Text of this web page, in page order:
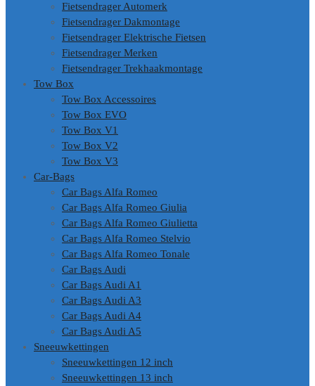
Fietsendrager Automerk
Fietsendrager Dakmontage
Fietsendrager Elektrische Fietsen
Fietsendrager Merken
Fietsendrager Trekhaakmontage
Tow Box
Tow Box Accessoires
Tow Box EVO
Tow Box V1
Tow Box V2
Tow Box V3
Car-Bags
Car Bags Alfa Romeo
Car Bags Alfa Romeo Giulia
Car Bags Alfa Romeo Giulietta
Car Bags Alfa Romeo Stelvio
Car Bags Alfa Romeo Tonale
Car Bags Audi
Car Bags Audi A1
Car Bags Audi A3
Car Bags Audi A4
Car Bags Audi A5
Sneeuwkettingen
Sneeuwkettingen 12 inch
Sneeuwkettingen 13 inch